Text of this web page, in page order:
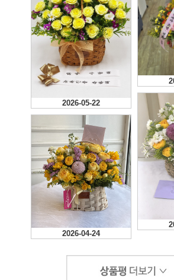
2026-05-22
2026-04-24